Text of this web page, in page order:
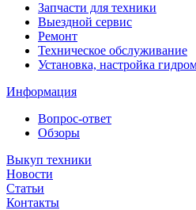
Запчасти для техники
Выездной сервис
Ремонт
Техническое обслуживание
Установка, настройка
Информация
Вопрос-ответ
Обзоры
Выкуп техники
Новости
Статьи
Контакты